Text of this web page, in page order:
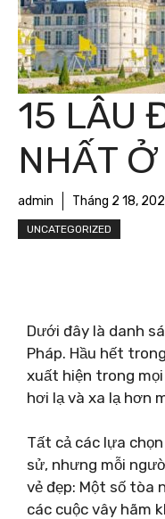
15 LÂU
NHẤT
admin Tháng 2 18,
UNCATEGORIZED
Dưới đây là danh
Pháp. Hầu hết
xuất hiện trong
hơi lạ và xa lạ hơn
Tất cả các lựa
sử, nhưng mỗi
vẻ đẹp: Một số tòa
các cuộc vây hãm